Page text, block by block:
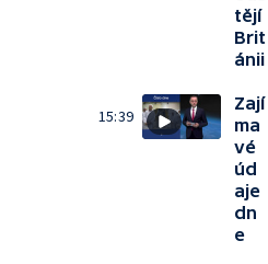
tějí
Brit
ánii
15:39
Zají
ma
vé
úd
aje
dn
e